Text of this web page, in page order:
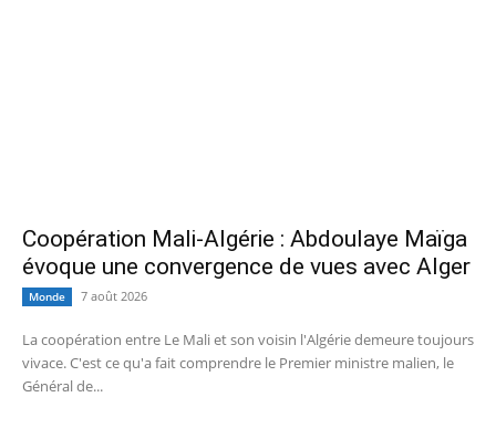
Coopération Mali-Algérie : Abdoulaye Maïga
évoque une convergence de vues avec Alger
Monde 7 août 2026
La coopération entre Le Mali et son voisin l'Algérie demeure toujours
vivace. C'est ce qu'a fait comprendre le Premier ministre malien, le
Général de...